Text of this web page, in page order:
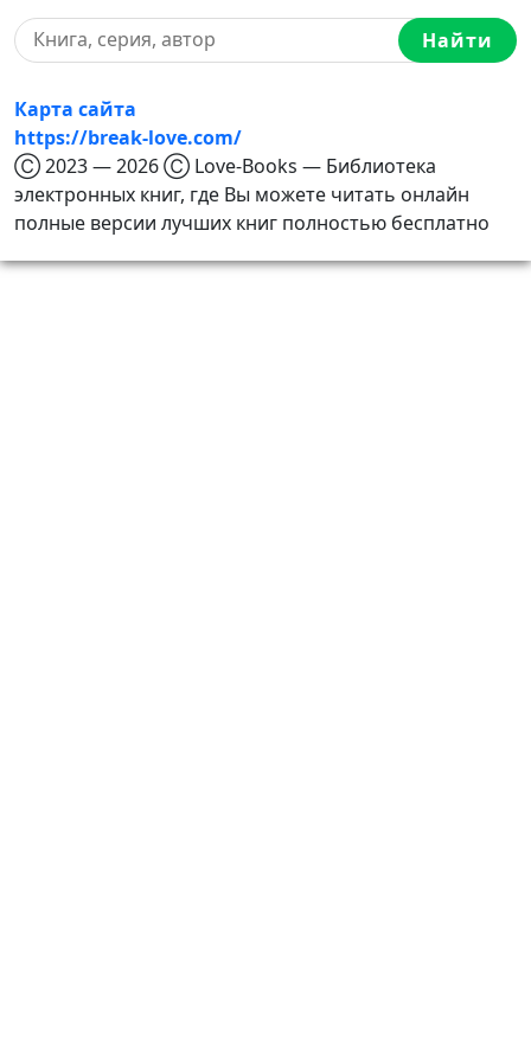
Найти
Карта сайта
https://break-love.com/
Ⓒ 2023 — 2026 Ⓒ Love-Books — Библиотека
электронных книг, где Вы можете читать онлайн
полные версии лучших книг полностью бесплатно